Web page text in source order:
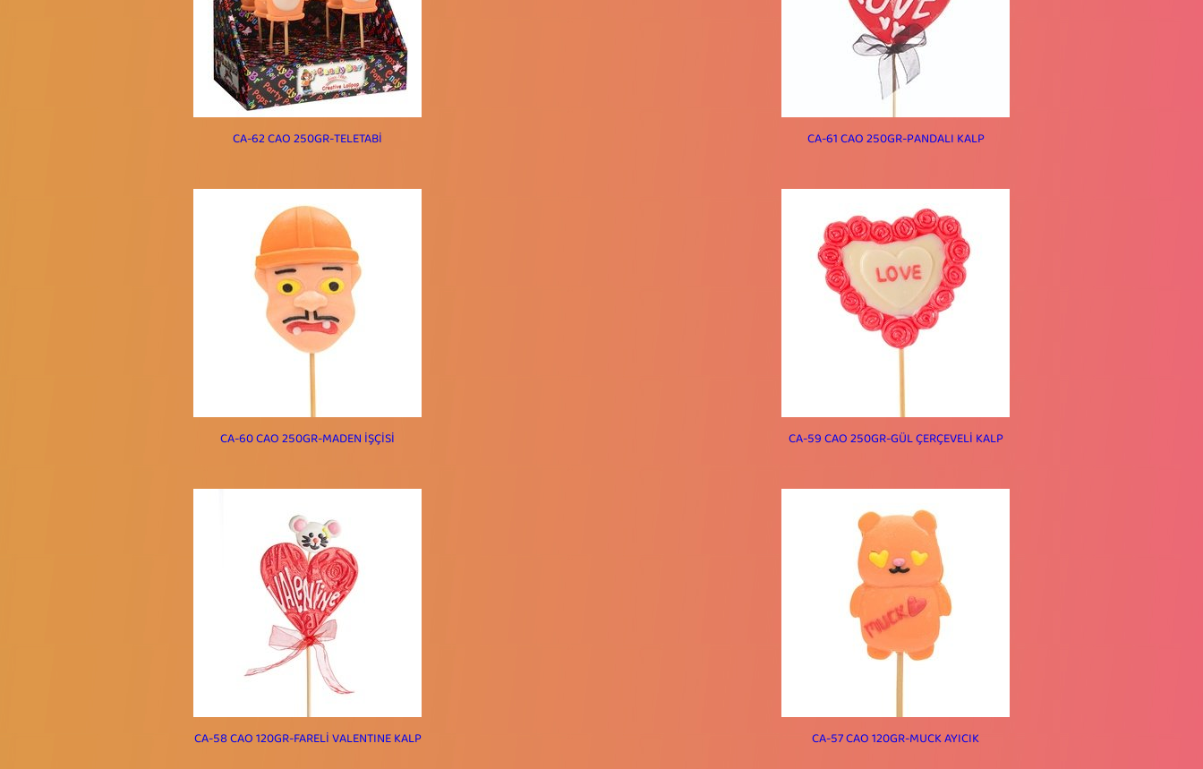
CA-62 CAO 250GR-TELETABİ CA-61 CAO 250GR-PANDALI KALP
CA-60 CAO 250GR-MADEN İŞÇİSİ CA-59 CAO 250GR-GÜL ÇERÇEVELİ KALP
CA-58 CAO 120GR-FARELİ VALENTINE KALP CA-57 CAO 120GR-MUCK AYICIK